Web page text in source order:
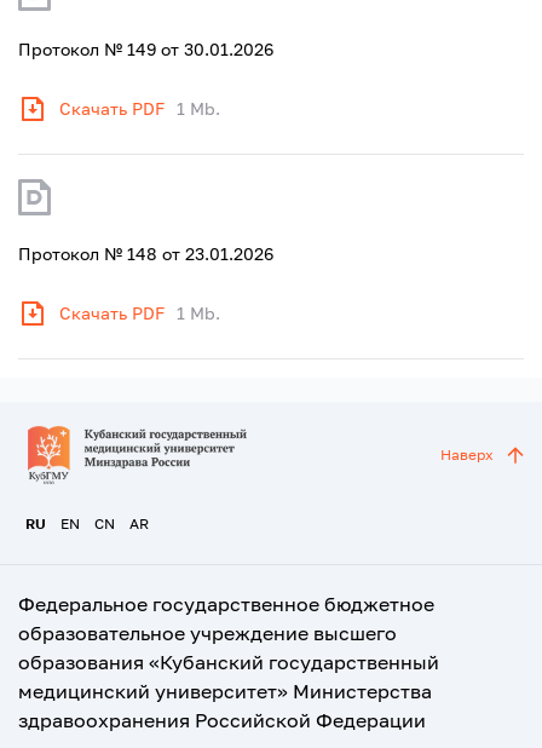
Протокол № 149 от 30.01.2026
Скачать PDF 1 Mb.
Протокол № 148 от 23.01.2026
Скачать PDF 1 Mb.
RU EN CN AR
Наверх
Федеральное государственное бюджетное
образовательное учреждение высшего
образования «Кубанский государственный
медицинский университет» Министерства
здравоохранения Российской Федерации